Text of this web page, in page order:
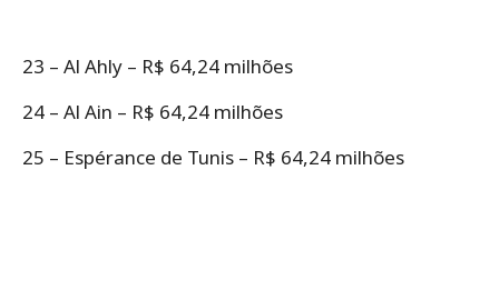
23 – Al Ahly – R$ 64,24 milhões
24 – Al Ain – R$ 64,24 milhões
25 – Espérance de Tunis – R$ 64,24 milhões